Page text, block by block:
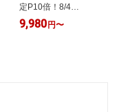
定P10倍！8/4
20:00〜8/11 01:59ま
で【送料無料】ここ
9,980 円〜